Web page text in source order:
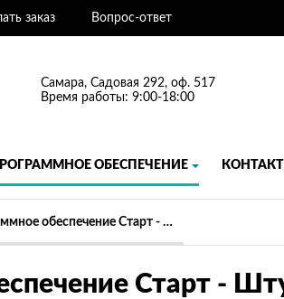
заказ Вопрос-ответ
Самара, Садовая 292, оф. 517
Время работы: 9:00-18:00
ОБЕСПЕЧЕНИЕ
Программное обеспечение Старт - Штуцер, сетевое рабочее место, продление ТП
Старт -